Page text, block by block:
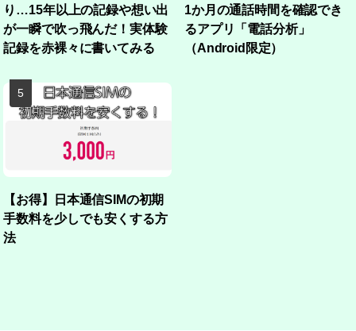
り…15年以上の記録や想い出
が一瞬で吹っ飛んだ！実体験
記録を赤裸々に書いてみる
1か月の通話時間を確認でき
るアプリ「電話分析」
（Android限定）
【お得】日本通信SIMの初期
手数料を少しでも安くする方
法